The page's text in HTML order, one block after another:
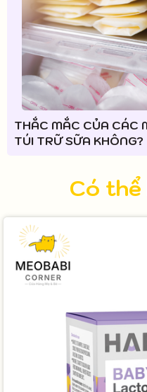
THẮC MẮC CỦA CÁC
TÚI TRỮ SỮA KHÔNG?
Có